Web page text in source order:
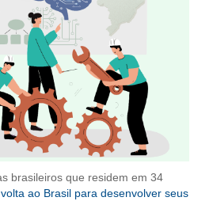
E DISSÍDIOS
brasileiros que residem em 34
ao Brasil para desenvolver seus